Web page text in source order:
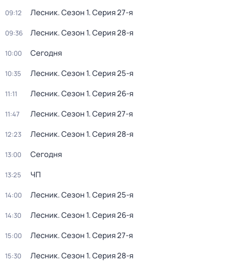
09:12 Лесник. Сезон 1. Серия 27-я
09:36 Лесник. Сезон 1. Серия 28-я
10:00 Сегодня
10:35 Лесник. Сезон 1. Серия 25-я
11:11 Лесник. Сезон 1. Серия 26-я
11:47 Лесник. Сезон 1. Серия 27-я
12:23 Лесник. Сезон 1. Серия 28-я
13:00 Сегодня
13:25 ЧП
14:00 Лесник. Сезон 1. Серия 25-я
14:30 Лесник. Сезон 1. Серия 26-я
15:00 Лесник. Сезон 1. Серия 27-я
15:30 Лесник. Сезон 1. Серия 28-я